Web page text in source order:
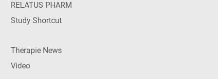
RELATUS PHARM
Study Shortcut
Therapie News
Video